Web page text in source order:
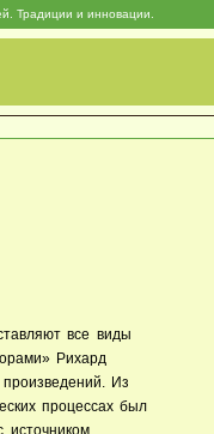
Традиции и инновации.
все виды
Рихард
Из
процессах был